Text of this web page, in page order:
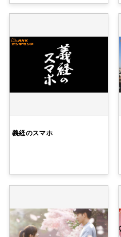
義経のスマホ